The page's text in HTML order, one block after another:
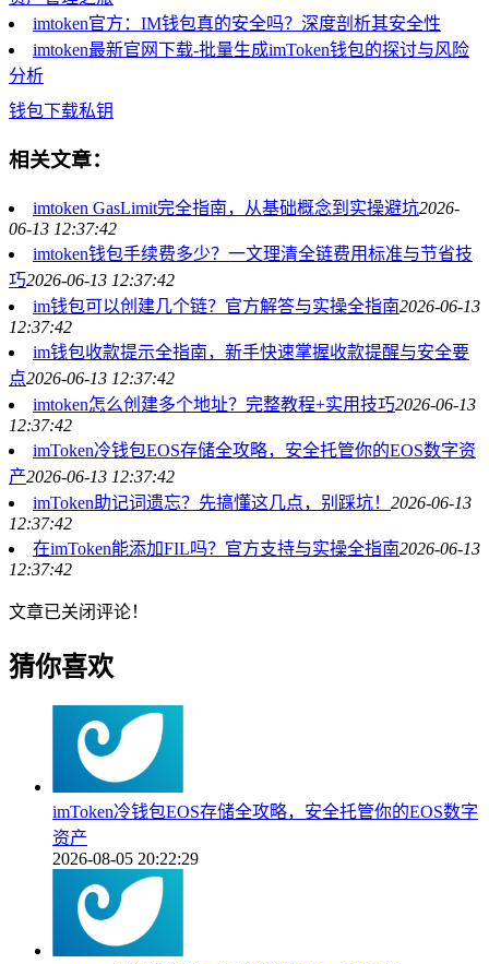
imtoken官方：IM钱包真的安全吗？深度剖析其安全性
imtoken最新官网下载-批量生成imToken钱包的探讨与风险
分析
钱包下载私钥
相关文章：
imtoken GasLimit完全指南，从基础概念到实操避坑2026-
06-13 12:37:42
imtoken钱包手续费多少？一文理清全链费用标准与节省技
巧2026-06-13 12:37:42
im钱包可以创建几个链？官方解答与实操全指南2026-06-13
12:37:42
im钱包收款提示全指南，新手快速掌握收款提醒与安全要
点2026-06-13 12:37:42
imtoken怎么创建多个地址？完整教程+实用技巧2026-06-13
12:37:42
imToken冷钱包EOS存储全攻略，安全托管你的EOS数字资
产2026-06-13 12:37:42
imToken助记词遗忘？先搞懂这几点，别踩坑！ 2026-06-13
12:37:42
在imToken能添加FIL吗？官方支持与实操全指南2026-06-13
12:37:42
文章已关闭评论！
猜你喜欢
imToken冷钱包EOS存储全攻略，安全托管你的EOS数字
资产
2026-08-05 20:22:29